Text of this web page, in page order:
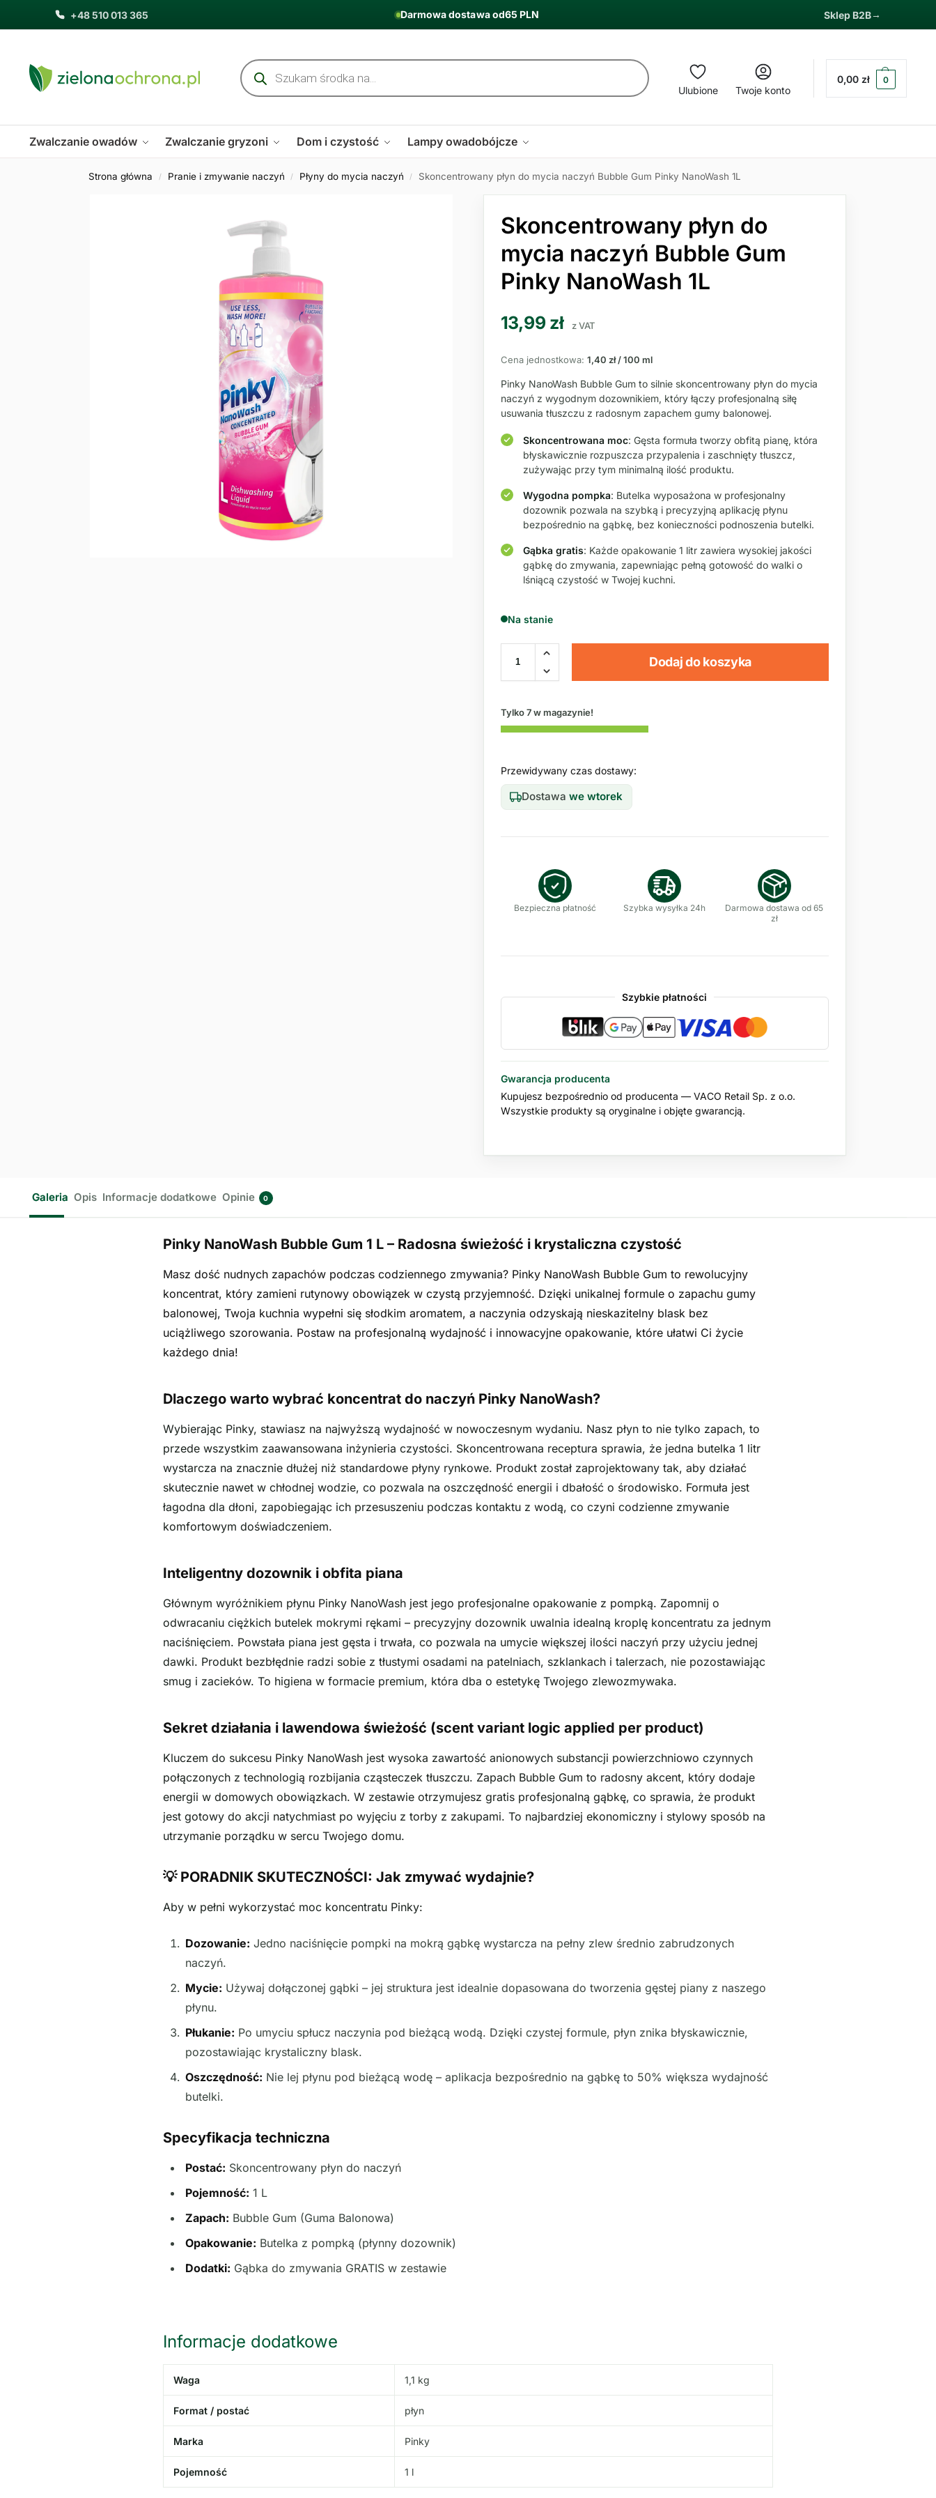
+48 510 013 365 Darmowa dostawa od65 PLN Sklep B2B
Ulubione Twoje konto
0,00 zł 0
Zwalczanie owadów Zwalczanie gryzoni Dom i czystość Lampy owadobójcze
Strona główna / Pranie i zmywanie naczyń / Płyny do mycia naczyń / Skoncentrowany płyn do mycia naczyń Bubble Gum Pinky NanoWash 1L
Skoncentrowany płyn do
mycia naczyń Bubble Gum
Pinky NanoWash 1L
13,99 zł z VAT
Cena jednostkowa: 1,40 zł / 100 ml
Pinky NanoWash Bubble Gum to silnie skoncentrowany płyn do mycia
naczyń z wygodnym dozownikiem, który łączy profesjonalną siłę
usuwania tłuszczu z radosnym zapachem gumy balonowej.
Skoncentrowana moc: Gęsta formuła tworzy obfitą pianę, która
błyskawicznie rozpuszcza przypalenia i zaschnięty tłuszcz,
zużywając przy tym minimalną ilość produktu.
Wygodna pompka: Butelka wyposażona w profesjonalny
dozownik pozwala na szybką i precyzyjną aplikację płynu
bezpośrednio na gąbkę, bez konieczności podnoszenia butelki.
Gąbka gratis: Każde opakowanie 1 litr zawiera wysokiej jakości
gąbkę do zmywania, zapewniając pełną gotowość do walki o
lśniącą czystość w Twojej kuchni.
Na stanie
Dodaj do koszyka
Tylko 7 w magazynie!
Przewidywany czas dostawy:
Dostawawe wtorek
Bezpieczna płatność Szybka wysyłka 24h
Darmowa dostawa od 65
zł
Szybkie płatności
Gwarancja producenta
Kupujesz bezpośrednio od producenta — VACO Retail Sp. z o.o.
Wszystkie produkty są oryginalne i objęte gwarancją.
Galeria Opis Informacje dodatkowe Opinie 0
Pinky NanoWash Bubble Gum 1 L – Radosna świeżość i krystaliczna czystość
Masz dość nudnych zapachów podczas codziennego zmywania? Pinky NanoWash Bubble Gum to rewolucyjny
koncentrat, który zamieni rutynowy obowiązek w czystą przyjemność. Dzięki unikalnej formule o zapachu gumy
balonowej, Twoja kuchnia wypełni się słodkim aromatem, a naczynia odzyskają nieskazitelny blask bez
uciążliwego szorowania. Postaw na profesjonalną wydajność i innowacyjne opakowanie, które ułatwi Ci życie
każdego dnia!
Dlaczego warto wybrać koncentrat do naczyń Pinky NanoWash?
Wybierając Pinky, stawiasz na najwyższą wydajność w nowoczesnym wydaniu. Nasz płyn to nie tylko zapach, to
przede wszystkim zaawansowana inżynieria czystości. Skoncentrowana receptura sprawia, że jedna butelka 1 litr
wystarcza na znacznie dłużej niż standardowe płyny rynkowe. Produkt został zaprojektowany tak, aby działać
skutecznie nawet w chłodnej wodzie, co pozwala na oszczędność energii i dbałość o środowisko. Formuła jest
łagodna dla dłoni, zapobiegając ich przesuszeniu podczas kontaktu z wodą, co czyni codzienne zmywanie
komfortowym doświadczeniem.
Inteligentny dozownik i obfita piana
Głównym wyróżnikiem płynu Pinky NanoWash jest jego profesjonalne opakowanie z pompką. Zapomnij o
odwracaniu ciężkich butelek mokrymi rękami – precyzyjny dozownik uwalnia idealną kroplę koncentratu za jednym
naciśnięciem. Powstała piana jest gęsta i trwała, co pozwala na umycie większej ilości naczyń przy użyciu jednej
dawki. Produkt bezbłędnie radzi sobie z tłustymi osadami na patelniach, szklankach i talerzach, nie pozostawiając
smug i zacieków. To higiena w formacie premium, która dba o estetykę Twojego zlewozmywaka.
Sekret działania i lawendowa świeżość (scent variant logic applied per product)
Kluczem do sukcesu Pinky NanoWash jest wysoka zawartość anionowych substancji powierzchniowo czynnych
połączonych z technologią rozbijania cząsteczek tłuszczu. Zapach Bubble Gum to radosny akcent, który dodaje
energii w domowych obowiązkach. W zestawie otrzymujesz gratis profesjonalną gąbkę, co sprawia, że produkt
jest gotowy do akcji natychmiast po wyjęciu z torby z zakupami. To najbardziej ekonomiczny i stylowy sposób na
utrzymanie porządku w sercu Twojego domu.
💡 PORADNIK SKUTECZNOŚCI: Jak zmywać wydajnie?
Aby w pełni wykorzystać moc koncentratu Pinky:
Dozowanie: Jedno naciśnięcie pompki na mokrą gąbkę wystarcza na pełny zlew średnio zabrudzonych
naczyń.
Mycie: Używaj dołączonej gąbki – jej struktura jest idealnie dopasowana do tworzenia gęstej piany z naszego
płynu.
Płukanie: Po umyciu spłucz naczynia pod bieżącą wodą. Dzięki czystej formule, płyn znika błyskawicznie,
pozostawiając krystaliczny blask.
Oszczędność: Nie lej płynu pod bieżącą wodę – aplikacja bezpośrednio na gąbkę to 50% większa wydajność
butelki.
Specyfikacja techniczna
Postać: Skoncentrowany płyn do naczyń
Pojemność: 1 L
Zapach: Bubble Gum (Guma Balonowa)
Opakowanie: Butelka z pompką (płynny dozownik)
Dodatki: Gąbka do zmywania GRATIS w zestawie
Informacje dodatkowe
Waga 1,1 kg
Format / postać płyn
Marka Pinky
Pojemność 1 l